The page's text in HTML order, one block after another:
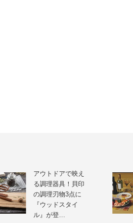
アウトドアで映え
る調理器具！貝印
の調理刃物3点に
『ウッドスタイ
ル』が登…